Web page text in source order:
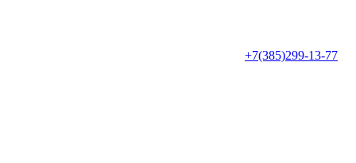
+7(385)299-13-77